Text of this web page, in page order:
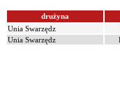
drużyna
Unia Swarzędz
Unia Swarzędz